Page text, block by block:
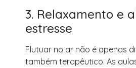
3. Relaxamento e
estresse
Flutuar no ar não é apenas
também terapêutico. As